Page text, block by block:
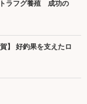
ラフグ養殖 成功の
】 好釣果を支えたロ